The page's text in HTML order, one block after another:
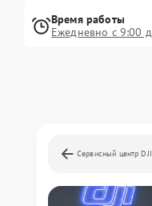
Время работы
Ежедневно с 9:00
Сервисный центр DJI